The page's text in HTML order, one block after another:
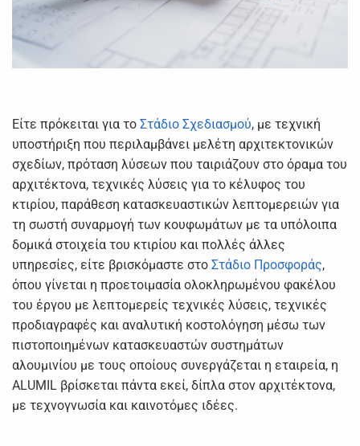
Είτε πρόκειται για το Στάδιο Σχεδιασμού, με τεχνική
υποστήριξη που περιλαμβάνει μελέτη αρχιτεκτονικών
σχεδίων, πρόταση λύσεων που ταιριάζουν στο όραμα του
αρχιτέκτονα, τεχνικές λύσεις για το κέλυφος του
κτιρίου, παράθεση κατασκευαστικών λεπτομερειών για
τη σωστή συναρμογή των κουφωμάτων με τα υπόλοιπα
δομικά στοιχεία του κτιρίου και πολλές άλλες
υπηρεσίες, είτε βρισκόμαστε στο Στάδιο Προσφοράς,
όπου γίνεται η προετοιμασία ολοκληρωμένου φακέλου
του έργου με λεπτομερείς τεχνικές λύσεις, τεχνικές
προδιαγραφές και αναλυτική κοστολόγηση μέσω των
πιστοποιημένων κατασκευαστών συστημάτων
αλουμινίου με τους οποίους συνεργάζεται η εταιρεία, η
ALUMIL βρίσκεται πάντα εκεί, δίπλα στον αρχιτέκτονα,
με τεχνογνωσία και καινοτόμες ιδέες.